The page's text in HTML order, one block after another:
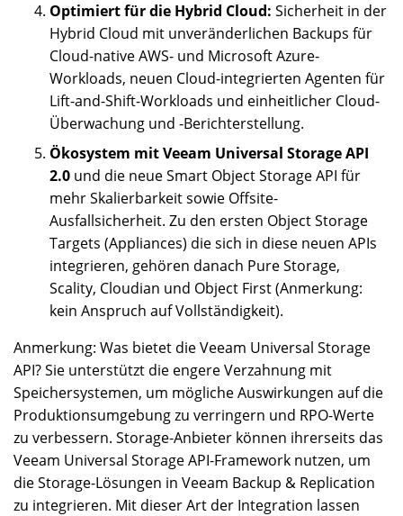
Optimiert für die Hybrid Cloud: Sicherheit in der
Hybrid Cloud mit unveränderlichen Backups für
Cloud-native AWS- und Microsoft Azure-
Workloads, neuen Cloud-integrierten Agenten für
Lift-and-Shift-Workloads und einheitlicher Cloud-
Überwachung und -Berichterstellung.
Ökosystem mitVeeam Universal Storage API
2.0 und die neue Smart Object Storage API für
mehr Skalierbarkeit sowie Offsite-
Ausfallsicherheit. Zu den ersten Object Storage
Targets (Appliances) die sich in diese neuen APIs
integrieren, gehören danach Pure Storage,
Scality, Cloudian und Object First (Anmerkung:
kein Anspruch auf Vollständigkeit).
Anmerkung: Was bietet die Veeam Universal Storage
API? Sie unterstützt die engere Verzahnung mit
Speichersystemen, um mögliche Auswirkungen auf die
Produktionsumgebung zu verringern und RPO-Werte
zu verbessern. Storage-Anbieter können ihrerseits das
Veeam Universal Storage API-Framework nutzen, um
die Storage-Lösungen in Veeam Backup & Replication
zu integrieren. Mit dieser Art der Integration lassen